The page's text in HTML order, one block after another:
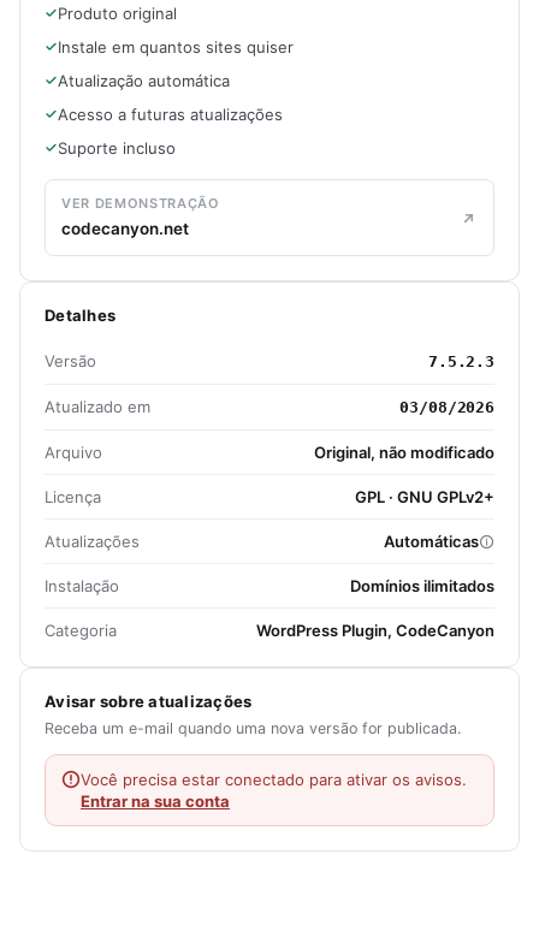
Produto original
Instale em quantos sites quiser
Atualização automática
Acesso a futuras atualizações
Suporte incluso
VER DEMONSTRAÇÃO
codecanyon.net
Detalhes
Versão 7.5.2.3
Atualizado em 03/08/2026
Arquivo Original, não modificado
Licença GPL · GNU GPLv2+
Atualizações Automáticas
Instalação Domínios ilimitados
Categoria WordPress Plugin, CodeCanyon
Avisar sobre atualizações
Receba um e-mail quando uma nova versão for publicada.
Você precisa estar conectado para ativar os avisos.
Entrar na sua conta